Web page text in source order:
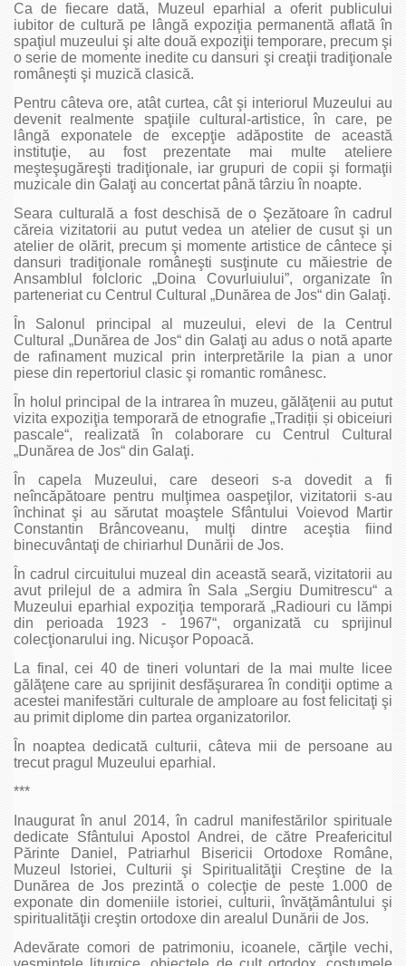
Ca de fiecare dată, Muzeul eparhial a oferit publicului
iubitor de cultură pe lângă expoziţia permanentă aflată în
spaţiul muzeului şi alte două expoziţii temporare, precum şi
o serie de momente inedite cu dansuri şi creaţii tradiţionale
româneşti şi muzică clasică.
Pentru câteva ore, atât curtea, cât şi interiorul Muzeului au
devenit realmente spaţiile cultural-artistice, în care, pe
lângă exponatele de excepţie adăpostite de această
instituţie, au fost prezentate mai multe ateliere
meşteşugăreşti tradiţionale, iar grupuri de copii şi formaţii
muzicale din Galaţi au concertat până târziu în noapte.
Seara culturală a fost deschisă de o Şezătoare în cadrul
căreia vizitatorii au putut vedea un atelier de cusut şi un
atelier de olărit, precum şi momente artistice de cântece şi
dansuri tradiţionale româneşti susţinute cu măiestrie de
Ansamblul folcloric „Doina Covurluiului”, organizate în
parteneriat cu Centrul Cultural „Dunărea de Jos“ din Galaţi.
În Salonul principal al muzeului, elevi de la Centrul
Cultural „Dunărea de Jos“ din Galaţi au adus o notă aparte
de rafinament muzical prin interpretările la pian a unor
piese din repertoriul clasic şi romantic românesc.
În holul principal de la intrarea în muzeu, gălăţenii au putut
vizita expoziţia temporară de etnografie „Tradiții și obiceiuri
pascale“, realizată în colaborare cu Centrul Cultural
„Dunărea de Jos“ din Galaţi.
În capela Muzeului, care deseori s-a dovedit a fi
neîncăpătoare pentru mulţimea oaspeţilor, vizitatorii s-au
închinat şi au sărutat moaştele Sfântului Voievod Martir
Constantin Brâncoveanu, mulţi dintre aceştia fiind
binecuvântaţi de chiriarhul Dunării de Jos.
În cadrul circuitului muzeal din această seară, vizitatorii au
avut prilejul de a admira în Sala „Sergiu Dumitrescu“ a
Muzeului eparhial expoziţia temporară „Radiouri cu lămpi
din perioada 1923 - 1967“, organizată cu sprijinul
colecţionarului ing. Nicuşor Popoacă.
La final, cei 40 de tineri voluntari de la mai multe licee
gălăţene care au sprijinit desfăşurarea în condiţii optime a
acestei manifestări culturale de amploare au fost felicitaţi şi
au primit diplome din partea organizatorilor.
În noaptea dedicată culturii, câteva mii de persoane au
trecut pragul Muzeului eparhial.
***
Inaugurat în anul 2014, în cadrul manifestărilor spirituale
dedicate Sfântului Apostol Andrei, de către Preafericitul
Părinte Daniel, Patriarhul Bisericii Ortodoxe Române,
Muzeul Istoriei, Culturii şi Spiritualităţii Creştine de la
Dunărea de Jos prezintă o colecţie de peste 1.000 de
exponate din domeniile istoriei, culturii, învăţământului şi
spiritualităţii creştin ortodoxe din arealul Dunării de Jos.
Adevărate comori de patrimoniu, icoanele, cărţile vechi,